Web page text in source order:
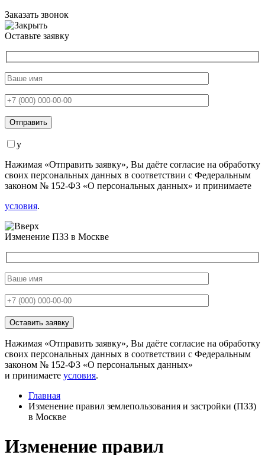
Заказать звонок
Оставьте заявку
y
Нажимая «Отправить заявку», Вы даёте согласие на обработку
своих персональных данных в соответствии с Федеральным
законом № 152-ФЗ «О персональных данных» и принимаете
условия.
Изменение ПЗЗ в Москве
Нажимая «Отправить заявку», Вы даёте согласие на обработку
своих персональных данных в соответствии с Федеральным
законом № 152-ФЗ «О персональных данных»
и принимаете условия.
Главная
Изменение правил землепользования и застройки (ПЗЗ)
в Москве
Изменение правил